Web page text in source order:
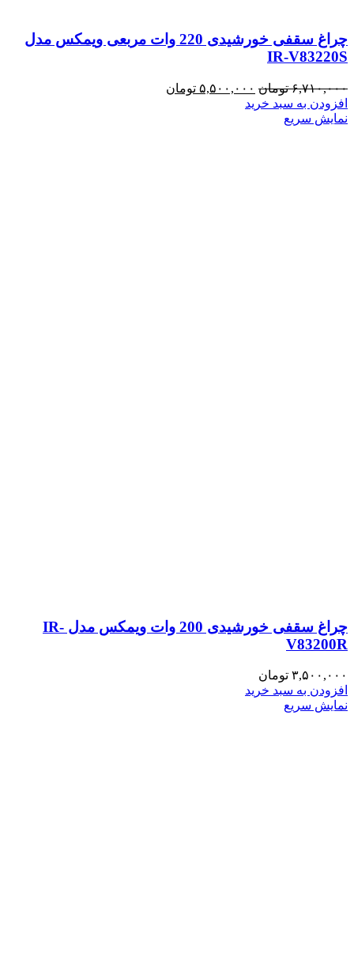
چراغ سقفی خورشیدی 220 وات مربعی ویمکس مدل
IR-V83220S
۶,۷۱۰,۰۰۰ تومان قیمت
اصلی:
۵,۵۰۰,۰۰۰ تومان
افزودن به سبد خرید
نمایش سریع
چراغ سقفی خورشیدی 200 وات ویمکس مدل IR-
V83200R
۳,۵۰۰,۰۰۰ تومان
افزودن به سبد خرید
نمایش سریع